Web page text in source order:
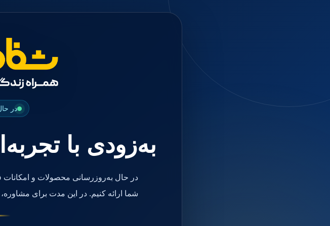
در
به‌زودی با
در حال به‌روزرسانی محصولات و
شما ارائه کنیم. در این مدت برای